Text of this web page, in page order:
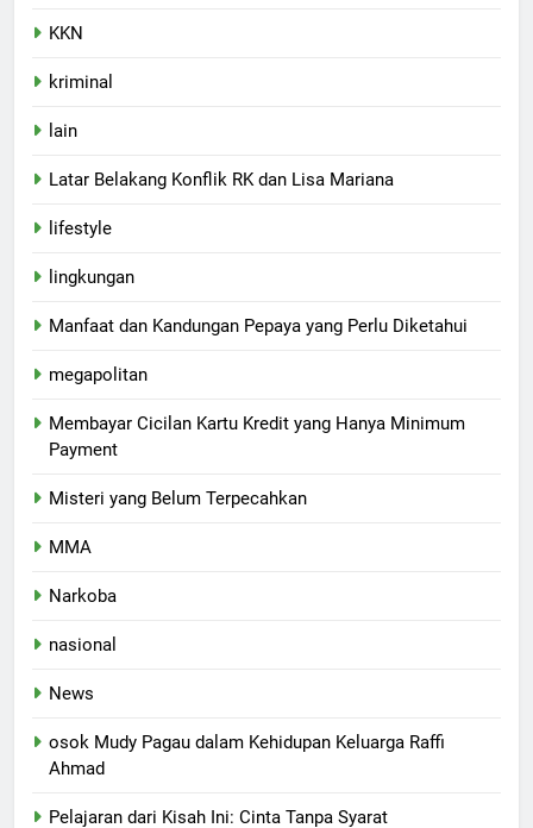
KKN
kriminal
lain
Latar Belakang Konflik RK dan Lisa Mariana
lifestyle
lingkungan
Manfaat dan Kandungan Pepaya yang Perlu Diketahui
megapolitan
Membayar Cicilan Kartu Kredit yang Hanya Minimum
Payment
Misteri yang Belum Terpecahkan
MMA
Narkoba
nasional
News
osok Mudy Pagau dalam Kehidupan Keluarga Raffi
Ahmad
Pelajaran dari Kisah Ini: Cinta Tanpa Syarat